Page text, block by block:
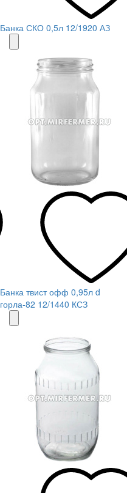
Банка СКО 0,5л 12/1920 АЗ
Банка твист офф 0,95л d
горла-82 12/1440 КСЗ